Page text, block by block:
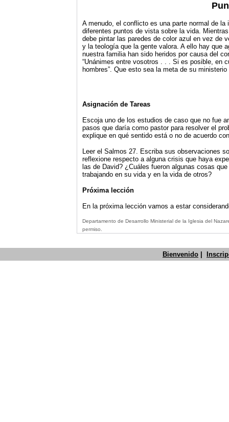
A menudo, el conflicto es una parte normal de
diferentes puntos de vista sobre la vida.
debe pintar las paredes de color azul en vez de
y la teología que la gente valora. A ello hay que
nuestra familia han sido heridos por causa del
“Unánimes entre vosotros . . . Si es posible, en
hombres”. Que esto sea la meta de su
Asignación de Tareas
Escoja uno de los estudios de caso que no fue
pasos que daría como pastor para resolver el
explique en qué sentido está o no de acuerdo
Leer el Salmos 27. Escriba sus observaciones
reflexione respecto a alguna crisis que haya
las de David? ¿Cuáles fueron algunas cosas
trabajando en su vida y en la vida de otros?
Próxima lección
En la próxima lección vamos a estar
Departamento de Desarrollo Ministerial de la Iglesia del
permiso.
Bienvenido